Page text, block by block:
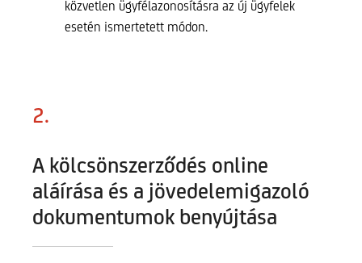
közvetlen ügyfélazonosításra az új ügyfelek
esetén ismertetett módon.
2.
A kölcsönszerződés online
aláírása és a jövedelemigazoló
dokumentumok benyújtása